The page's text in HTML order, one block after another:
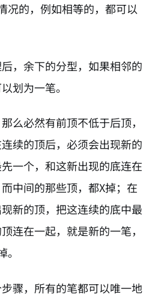
况的，例如相等的，都可以
，余下的分型，如果相邻的
划为一笔。
么必然有前顶不低于后顶，
续的顶后，必须会出现新的
一个，和这新出现的底连在
中间的那些顶，都X掉；在
新的顶，把这连续的底中最
连在一起，就是新的一笔，
骤，所有的笔都可以唯一地